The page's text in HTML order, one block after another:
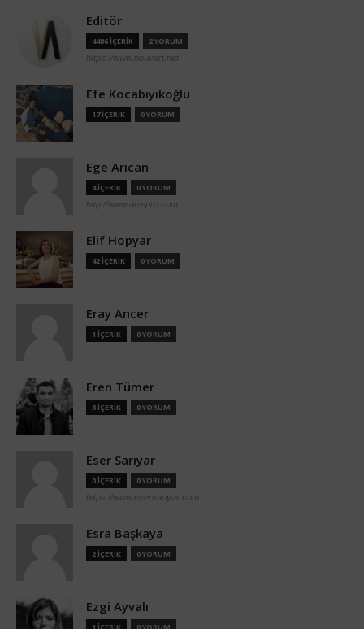
Editör
4486 İÇERİK 2 YORUM
https://www.nouvart.net
Efe Kocabıyıkoğlu
17 İÇERİK 0 YORUM
Ege Arıcan
4 İÇERİK 0 YORUM
http://www.arrepro.com
Elif Hopyar
42 İÇERİK 0 YORUM
Eray Ancer
1 İÇERİK 0 YORUM
Eren Tümer
3 İÇERİK 0 YORUM
Eser Sarıyar
0 İÇERİK 0 YORUM
https://www.esersariyar.com
Esra Başkaya
2 İÇERİK 0 YORUM
Ezgi Ayvalı